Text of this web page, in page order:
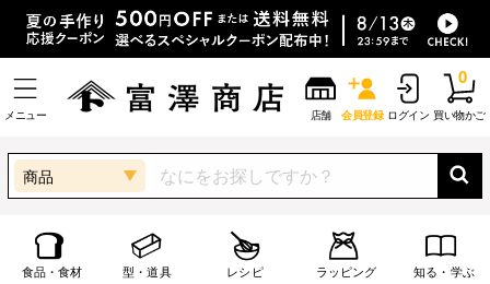
メニュー 店舗 会員登録 ログイン 買い物かご
0
商品
食品・食材 型・道具 レシピ ラッピング 知る・学ぶ